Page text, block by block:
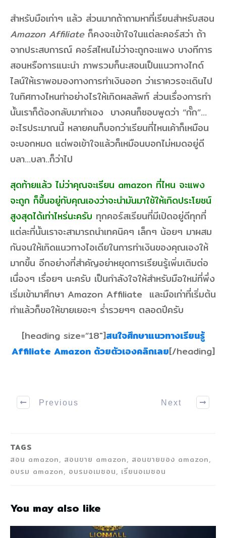
สำหรับมือเก่าๆ แล้ว ส่วนมากถ้าถามหาที่เรียนสำหรับสอน
Amazon Affiliateก็คงจะเข้าใจในแต่ละคอร์สว่า ถ้า
จากประสบการณ์ คอร์สไหนไม่ว่าจะถูกจะแพง บางทีการ
สอนหรือการแนะนำ ภาพรวมก็นะสอนเป็นแนวทางไกด์
ไลน์ให้เราพอมองทางการทำเงินออก ว่าเราควรจะเดินไป
ในทิศทางไหนทำอย่างไรให้เกิดผลลัพท์ ส่วนเรื่องการทำ
นั้นเราก็ต้องกลับมาทำเอง บางคนก็ชอบพูดว่า “กั๊ก”…
อะไรประมาณนี้ หลายคนก็บอกว่าเรียนที่ไหนเค้าก็เหมือน
จะบอกหมด แต่พอเข้าใจแล้วก็เหมือนบอกไม่หมดอยู่ดี
บลา…บลา..ก็ว่าไป
สุดท้ายแล้ว ไม่ว่าคุณจะเรียน amazon ที่ไหน จะแพง
จะถูก ก็ขึ้นอยู่กับคุณเองว่าจะนำมันมาใช้ให้เกิดประโยชน์
สูงสุดได้เท่าไหร่นะครับ ทุกคอร์สเรียนที่มีเปิดอยู่ดีทุกที่
แต่ละที่นั้นเราจะสามารถนำเทคนิคๆ เล็กๆ น้อยๆ มาผสม
กันจนให้เกิดแนวทางไอเดียในการทำเงินของคุณเองให้
มากขึ้น อีกอย่างที่สำคัญอย่าหยุดการเรียนรู้เพิ่มเติมต่อ
เนื่องๆ เรื่อยๆ นะครับ เป็นกำลังใจให้สำหรับมือใหม่ที่พึ่ง
เริ่มเข้ามาศึกษา Amazon Affiliate และมือเก่าที่เริ่มต้น
ทำแล้วก็ขอให้ขายเยอะๆ ร่ำรวยๆๆ ตลอดปีครับ
[heading size=”18″]สนใจศึกษาแนวทางเรียนรู้
Affiliate Amazon ด้วยตัวเองคลิกเลย[/heading]
Previous Next
TAGS
สอน amazon, สอนขาย amazon, สอนขายของ amazon,
อบรม amazon, อบรมอเมซอน, เรียนอเมซอน
You may also like